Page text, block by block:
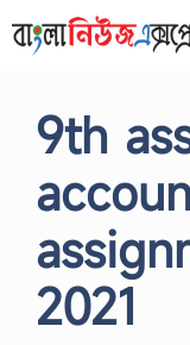
to
9th
2021